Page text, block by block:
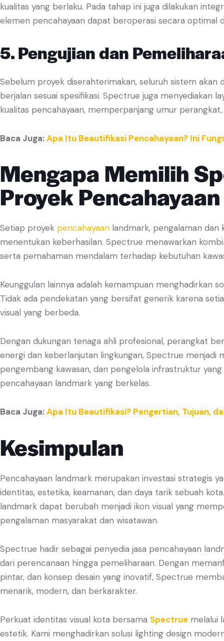
kualitas yang berlaku. Pada tahap ini juga dilakukan
elemen pencahayaan dapat beroperasi secara optimal
5. Pengujian dan
Sebelum proyek diserahterimakan, seluruh sistem akan
berjalan sesuai spesifikasi. Spectrue juga menyediakan
kualitas pencahayaan, memperpanjang umur
Baca Juga:Apa Itu Beautifikasi Pencahayaan? Ini
Mengapa Memilih
Proyek
Setiap proyek pencahayaan landmark, pengalaman
menentukan keberhasilan. Spectrue menawarkan
serta pemahaman mendalam terhadap kebutuhan
Keunggulan lainnya adalah kemampuan menghadirkan
Tidak ada pendekatan yang bersifat generik karena
visual yang berbeda.
Dengan dukungan tenaga ahli profesional, perangkat
energi dan keberlanjutan lingkungan, Spectrue
pengembang kawasan, dan pengelola infrastruktur
pencahayaan landmark yang berkelas.
Baca Juga:Apa Itu Beautifikasi? Pengertian, Tujuan,
Kesimpulan
Pencahayaan landmark merupakan investasi strategis
identitas, estetika, keamanan, dan daya tarik sebuah
landmark dapat berubah menjadi ikon visual yang
pengalaman masyarakat dan wisatawan.
Spectrue hadir sebagai penyedia jasa pencahayaan
dari perencanaan hingga pemeliharaan. Dengan
pintar, dan konsep desain yang inovatif, Spectrue
menarik, modern, dan berkarakter.
Perkuat identitas visual kota bersama Spectrue melalui
estetik. Kami menghadirkan solusi lighting design